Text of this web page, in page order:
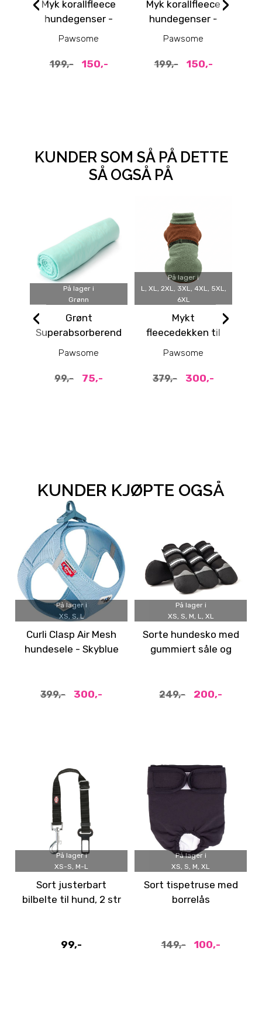
Myk korallfleece
hundegenser -
Pawsome
199,- 150,-
Myk korallfleece
hundegenser -
Pawsome
199,- 150,-
KUNDER SOM SÅ PÅ DETTE
SÅ OGSÅ PÅ
På lager i
Grønn
Grønt
Superabsorberende
hundehåndkle
Pawsome
99,- 75,-
På lager i
L, XL, 2XL, 3XL, 4XL, 5XL,
6XL
Mykt
fleecedekken til
hund Brun/Grønt
Pawsome
379,- 300,-
‹ ›
KUNDER KJØPTE OGSÅ
På lager i
XS, S, L
Curli Clasp Air Mesh
hundesele - Skyblue
399,- 300,-
På lager i
XS, S, M, L, XL
Sorte hundesko med
gummiert såle og
249,- 200,-
På lager i
XS-S, M-L
Sort justerbart
bilbelte til hund, 2 str
99,-
På lager i
XS, S, M, XL
Sort tispetruse med
borrelås
149,- 100,-